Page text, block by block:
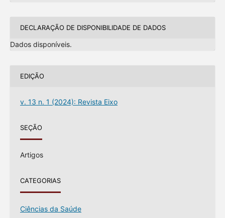
DECLARAÇÃO DE DISPONIBILIDADE DE DADOS
Dados disponíveis.
EDIÇÃO
v. 13 n. 1 (2024): Revista Eixo
SEÇÃO
Artigos
CATEGORIAS
Ciências da Saúde